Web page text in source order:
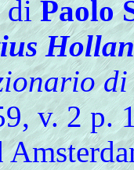
diPaolo
di
v. 2 p.